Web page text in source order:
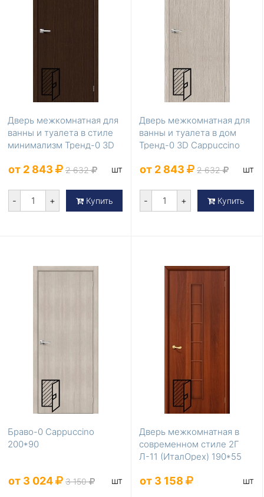
Дверь межкомнатная для
ванны и туалета в стиле
минимализм Тренд-0 3D
от 2 843 2 632 шт
- + Купить
Дверь межкомнатная для
ванны и туалета в дом
Тренд-0 3D Cappuccino
от 2 843 2 632 шт
- + Купить
Браво-0 Cappuccino
200*90
от 3 024 3 150 шт
Дверь межкомнатная в
современном стиле 2Г
Л-11 (ИталОрех) 190*55
от 3 158 шт